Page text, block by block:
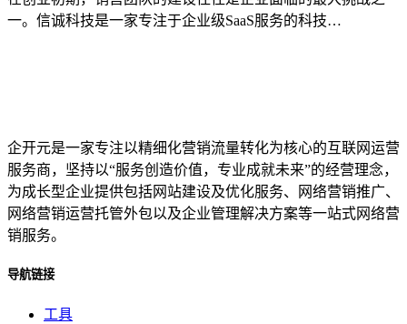
一。信诚科技是一家专注于企业级SaaS服务的科技…
企开元是一家专注以精细化营销流量转化为核心的互联网运营
服务商，坚持以“服务创造价值，专业成就未来”的经营理念，
为成长型企业提供包括网站建设及优化服务、网络营销推广、
网络营销运营托管外包以及企业管理解决方案等一站式网络营
销服务。
导航链接
工具